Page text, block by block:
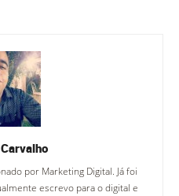
por Marketing Digital. Já foi
escrevo para o digital e